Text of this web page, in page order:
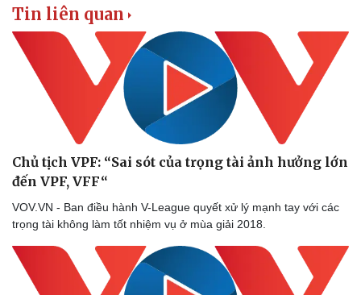
Tin liên quan
Chủ tịch VPF: “Sai sót của trọng tài ảnh hưởng lớn
đến VPF, VFF“
VOV.VN - Ban điều hành V-League quyết xử lý mạnh tay với các
trọng tài không làm tốt nhiệm vụ ở mùa giải 2018.